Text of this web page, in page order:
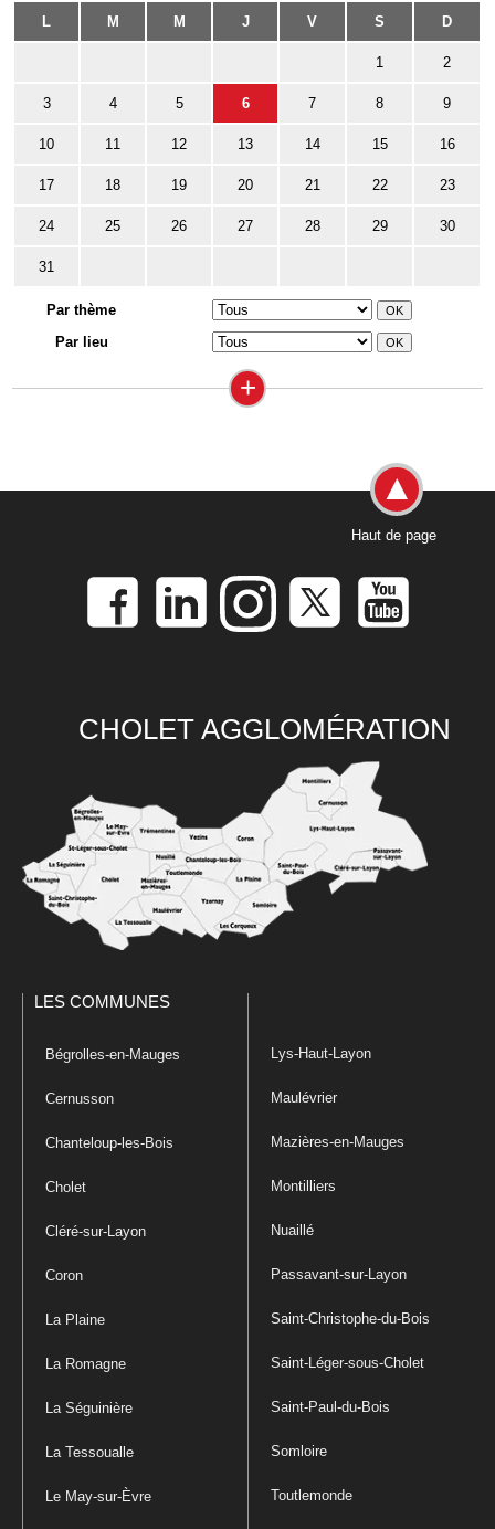
L M M J V S D
1 2
3 4 5 6 7 8 9
10 11 12 13 14 15 16
17 18 19 20 21 22 23
24 25 26 27 28 29 30
31
Par thème
Par lieu
+
Haut de page
CHOLET AGGLOMÉRATION
LES COMMUNES
Bégrolles-en-Mauges
Cernusson
Chanteloup-les-Bois
Cholet
Cléré-sur-Layon
Coron
La Plaine
La Romagne
La Séguinière
La Tessoualle
Le May-sur-Èvre
Lys-Haut-Layon
Maulévrier
Mazières-en-Mauges
Montilliers
Nuaillé
Passavant-sur-Layon
Saint-Christophe-du-Bois
Saint-Léger-sous-Cholet
Saint-Paul-du-Bois
Somloire
Toutlemonde